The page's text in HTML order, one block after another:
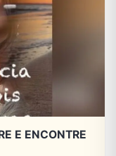
E ENCONTRE